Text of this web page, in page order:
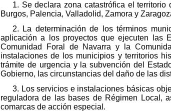
1. Se declara zona catastrófica el
Burgos, Palencia, Valladolid, Zamora y
2. La determinación de los términos
aplicación a los proyectos que ejecuten las
Comunidad Foral de Navarra y la
instalaciones de los municipios y territorios
trámite de urgencia y la subvención del
Gobierno, las circunstancias del daño de las
3. Los servicios e instalaciones básicas
reguladora de las bases de Régimen Local,
comarcas de acción especial.